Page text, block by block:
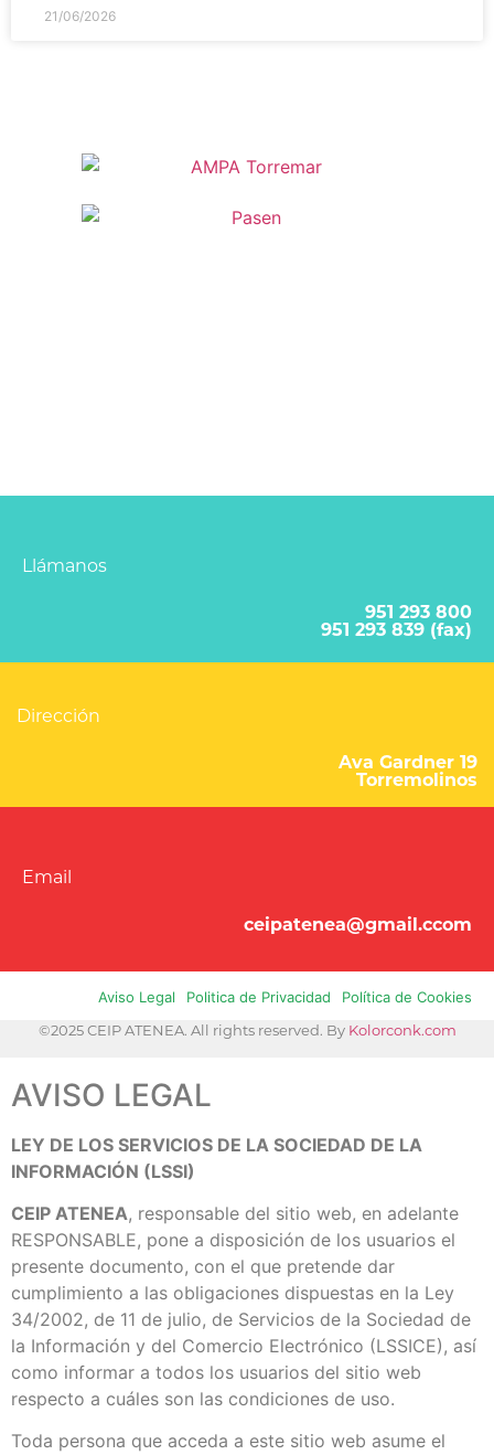
21/06/2026
Llámanos
951 293 800
951 293 839 (fax)
Dirección
Ava Gardner 19
Torremolinos
Email
ceipatenea@gmail.ccom
Aviso Legal Politica de Privacidad
Política de Cookies
©2025 CEIP ATENEA. All rights reserved. By Kolorconk.com
AVISO LEGAL
LEY DE LOS SERVICIOS DE LA SOCIEDAD DE LA
INFORMACIÓN (LSSI)
CEIP ATENEA, responsable del sitio web, en adelante
RESPONSABLE, pone a disposición de los usuarios el
presente documento, con el que pretende dar
cumplimiento a las obligaciones dispuestas en la Ley
34/2002, de 11 de julio, de Servicios de la Sociedad de
la Información y del Comercio Electrónico (LSSICE), así
como informar a todos los usuarios del sitio web
respecto a cuáles son las condiciones de uso.
Toda persona que acceda a este sitio web asume el